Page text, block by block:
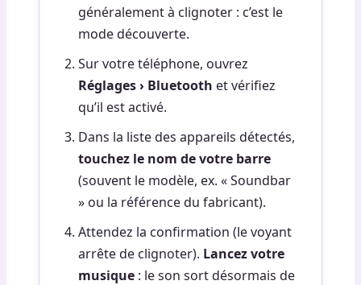
généralement à clignoter : c’est le
mode découverte.
Sur votre téléphone, ouvrez
Réglages › Bluetooth et vérifiez
qu’il est activé.
Dans la liste des appareils détectés,
touchez le nom de votre barre
(souvent le modèle, ex. « Soundbar
» ou la référence du fabricant).
Attendez la confirmation (le voyant
arrête de clignoter). Lancez votre
musique: le son sort désormais de